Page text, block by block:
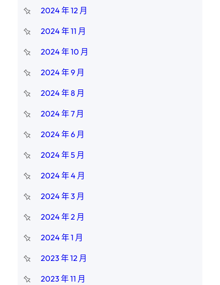
2024 年 12 月
2024 年 11 月
2024 年 10 月
2024 年 9 月
2024 年 8 月
2024 年 7 月
2024 年 6 月
2024 年 5 月
2024 年 4 月
2024 年 3 月
2024 年 2 月
2024 年 1 月
2023 年 12 月
2023 年 11 月